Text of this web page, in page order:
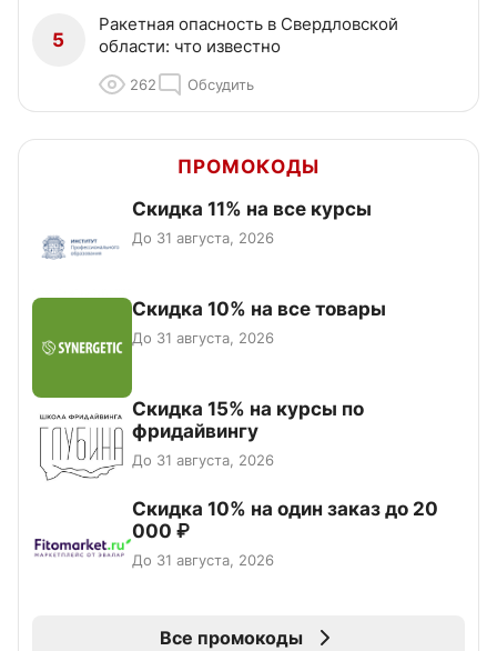
5
Ракетная опасность в Свердловской
области: что известно
262 Обсудить
ПРОМОКОДЫ
Скидка 11% на все курсы
До 31 августа, 2026
Скидка 10% на все товары
До 31 августа, 2026
Скидка 15% на курсы по
фридайвингу
До 31 августа, 2026
Скидка 10% на один заказ до 20
000 ₽
До 31 августа, 2026
Все промокоды